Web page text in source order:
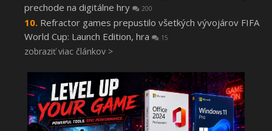
prechode na digitálne hry
200
Refractor games prepustilo všetkých vývojárov FIFA
World Cup: Launch Edition, hra
15
zobraziť viac článkov >